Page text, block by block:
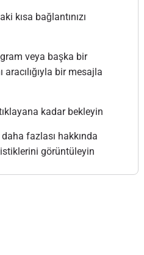
kısa bağlantınızı
veya başka bir
bir mesajla
kadar bekleyin
daha fazlası hakkında
görüntüleyin